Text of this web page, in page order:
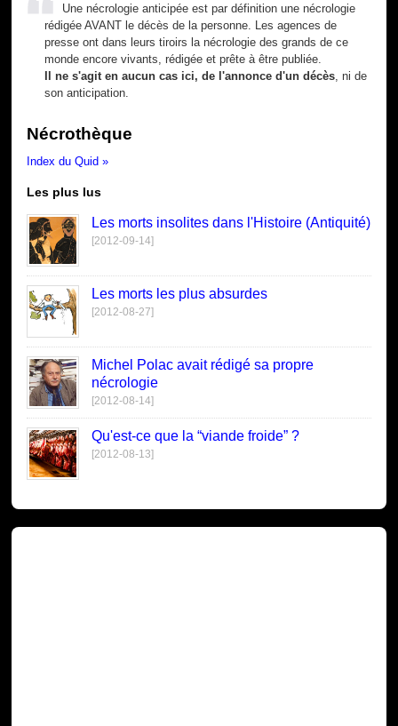
Une nécrologie anticipée est par définition une nécrologie
rédigée AVANT le décès de la personne. Les agences de
presse ont dans leurs tiroirs la nécrologie des grands de ce
monde encore vivants, rédigée et prête à être publiée.
Il ne s'agit en aucun cas ici, de l'annonce d'un décès , ni de
son anticipation.
Nécrothèque
Index du Quid »
Les plus lus
Les morts insolites dans l'Histoire (Antiquité)
[2012-09-14]
Les morts les plus absurdes
[2012-08-27]
Michel Polac avait rédigé sa propre
nécrologie
[2012-08-14]
Qu'est-ce que la “viande froide” ?
[2012-08-13]